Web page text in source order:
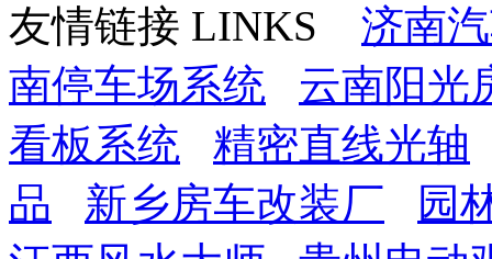
友情链接 LINKS 济南
南停车场系统
云南阳光
看板系统
精密直线光轴
品
新乡房车改装厂
园